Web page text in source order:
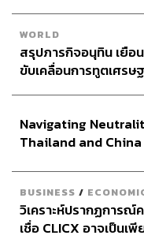
starts-2025-5-
https://
421586
สามารถติดตาม
ผ่านแอปพลิเคชันต่าง
WORLD
สรุปภารกิจอนุทิน เยือ
ขับเคลื่อนการทูตเศรษ
Navigating
Thailand and
BUSINESS /
วิเคราะห์ปรากฏการ
เชื่อ CLICX อาจเป็นเ